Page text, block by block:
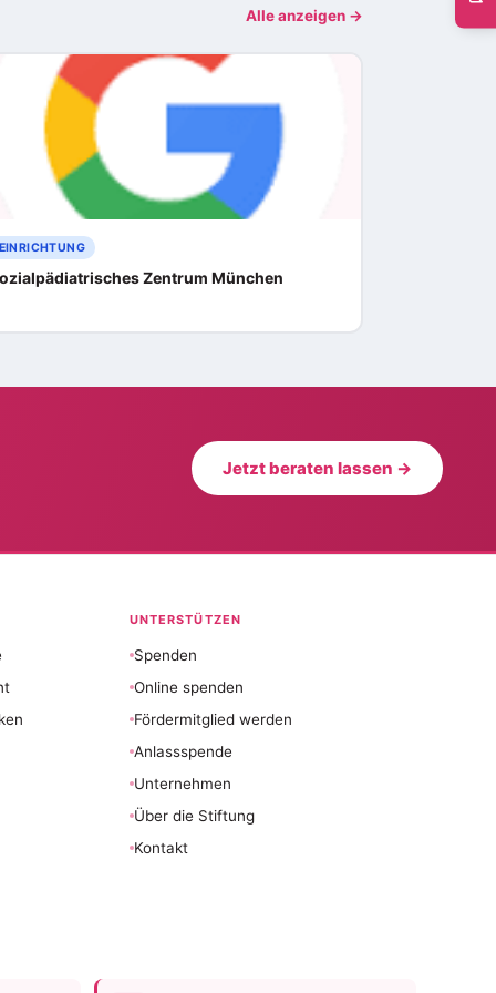
Alle anzeigen →
EINRICHTUNG
Zentrum München
Jetzt beraten lassen →
UNTERSTÜTZEN
Spenden
Online spenden
Fördermitglied werden
Anlassspende
Unternehmen
Über die Stiftung
Kontakt